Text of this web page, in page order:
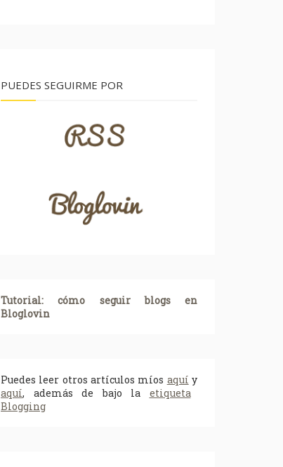
PUEDES SEGUIRME POR
Tutorial: cómo seguir blogs en
Bloglovin
Puedes leer otros artículos míos aquí y
aquí, además de bajo la etiqueta
Blogging